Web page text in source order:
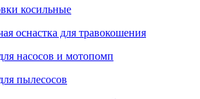
косильные
оснастка для травокошения
насосов и мотопомп
пылесосов